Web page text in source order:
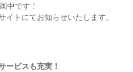
中です！
トにてお知らせいたします。
ービスも充実！